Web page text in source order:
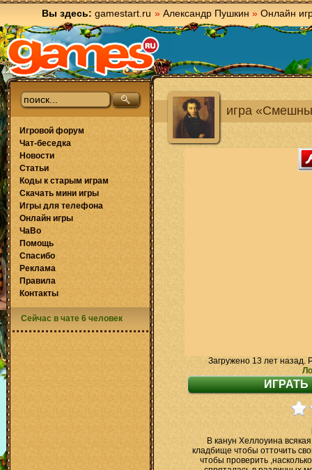
Вы здесь: gamestart.ru » Александр Пушкин » Онлайн
игра
Загружено 13 лет назад.
В канун Хеллоуина
кладбище чтобы отточить
чтобы проверить
Игровой форум
Чат-беседка
Новости
Статьи
Коды к старым играм
Скачать мини игры
Игры для телефона
Онлайн игры
ЧаВо
Помощь
Спасибо
Реклама
Правила
Контакты
Сейчас в чате 6 человек